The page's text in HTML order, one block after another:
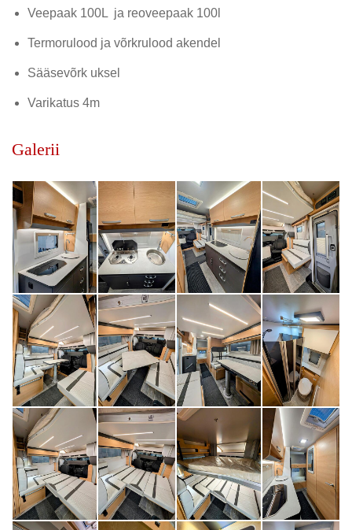
Veepaak 100L ja reoveepaak 100l
Termorulood ja võrkrulood akendel
Sääsevõrk uksel
Varikatus 4m
Galerii